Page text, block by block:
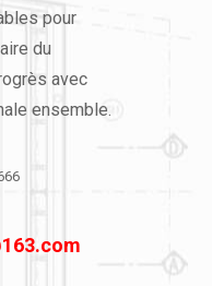
pour
du
avec
ensemble.